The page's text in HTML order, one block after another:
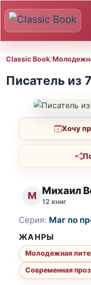
Classic Book/
Писатель из
Хочу
М Михаил
12 книг
Серия: Маг по
ЖАНРЫ
Молодежная
Современная